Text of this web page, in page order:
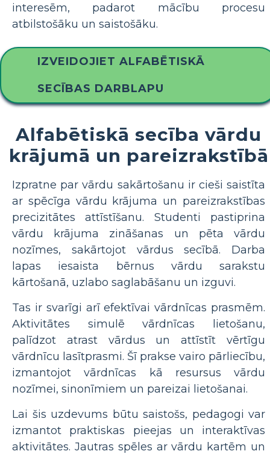
interesēm, padarot mācību procesu
atbilstošāku un saistošāku.
IZVEIDOJIET ALFABĒTISKĀ
SECĪBAS DARBLAPU
Alfabētiskā secība vārdu
krājumā un pareizrakstībā
Izpratne par vārdu sakārtošanu ir cieši saistīta
ar spēcīga vārdu krājuma un pareizrakstības
precizitātes attīstīšanu. Studenti pastiprina
vārdu krājuma zināšanas un pēta vārdu
nozīmes, sakārtojot vārdus secībā. Darba
lapas iesaista bērnus vārdu sarakstu
kārtošanā, uzlabo saglabāšanu un izguvi.
Tas ir svarīgi arī efektīvai vārdnīcas prasmēm.
Aktivitātes simulē vārdnīcas lietošanu,
palīdzot atrast vārdus un attīstīt vērtīgu
vārdnīcu lasītprasmi. Šī prakse vairo pārliecību,
izmantojot vārdnīcas kā resursus vārdu
nozīmei, sinonīmiem un pareizai lietošanai.
Lai šis uzdevums būtu saistošs, pedagogi var
izmantot praktiskas pieejas un interaktīvas
aktivitātes. Jautras spēles ar vārdu kartēm un